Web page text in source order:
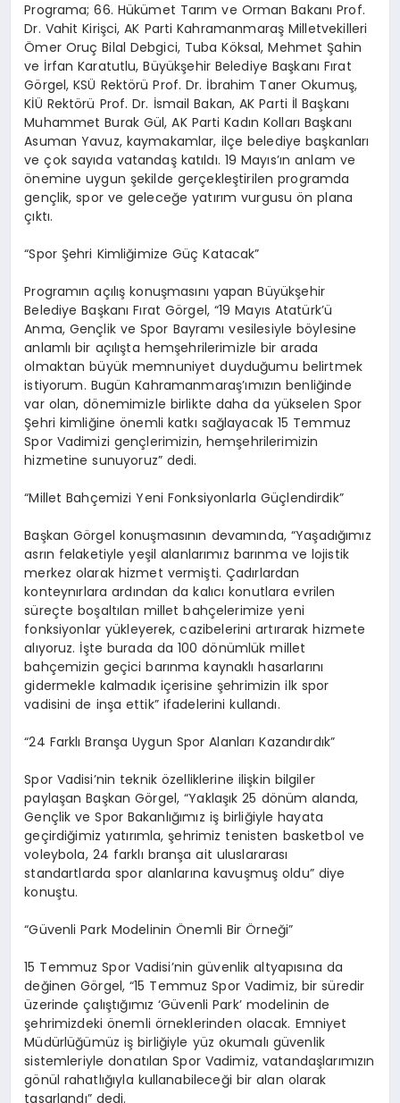
Programa; 66. Hükümet Tarım ve Orman Bakanı Prof.
Dr. Vahit Kirişci, AK Parti Kahramanmaraş Milletvekilleri
Ömer Oruç Bilal Debgici, Tuba Köksal, Mehmet Şahin
ve İrfan Karatutlu, Büyükşehir Belediye Başkanı Fırat
Görgel, KSÜ Rektörü Prof. Dr. İbrahim Taner Okumuş,
KİÜ Rektörü Prof. Dr. İsmail Bakan, AK Parti İl Başkanı
Muhammet Burak Gül, AK Parti Kadın Kolları Başkanı
Asuman Yavuz, kaymakamlar, ilçe belediye başkanları
ve çok sayıda vatandaş katıldı. 19 Mayıs’ın anlam ve
önemine uygun şekilde gerçekleştirilen programda
gençlik, spor ve geleceğe yatırım vurgusu ön plana
çıktı.
“Spor Şehri Kimliğimize Güç Katacak”
Programın açılış konuşmasını yapan Büyükşehir
Belediye Başkanı Fırat Görgel, “19 Mayıs Atatürk’ü
Anma, Gençlik ve Spor Bayramı vesilesiyle böylesine
anlamlı bir açılışta hemşehrilerimizle bir arada
olmaktan büyük memnuniyet duyduğumu belirtmek
istiyorum. Bugün Kahramanmaraş’ımızın benliğinde
var olan, dönemimizle birlikte daha da yükselen Spor
Şehri kimliğine önemli katkı sağlayacak 15 Temmuz
Spor Vadimizi gençlerimizin, hemşehrilerimizin
hizmetine sunuyoruz” dedi.
“Millet Bahçemizi Yeni Fonksiyonlarla Güçlendirdik”
Başkan Görgel konuşmasının devamında, “Yaşadığımız
asrın felaketiyle yeşil alanlarımız barınma ve lojistik
merkez olarak hizmet vermişti. Çadırlardan
konteynırlara ardından da kalıcı konutlara evrilen
süreçte boşaltılan millet bahçelerimize yeni
fonksiyonlar yükleyerek, cazibelerini artırarak hizmete
alıyoruz. İşte burada da 100 dönümlük millet
bahçemizin geçici barınma kaynaklı hasarlarını
gidermekle kalmadık içerisine şehrimizin ilk spor
vadisini de inşa ettik” ifadelerini kullandı.
“24 Farklı Branşa Uygun Spor Alanları Kazandırdık”
Spor Vadisi’nin teknik özelliklerine ilişkin bilgiler
paylaşan Başkan Görgel, “Yaklaşık 25 dönüm alanda,
Gençlik ve Spor Bakanlığımız iş birliğiyle hayata
geçirdiğimiz yatırımla, şehrimiz tenisten basketbol ve
voleybola, 24 farklı branşa ait uluslararası
standartlarda spor alanlarına kavuşmuş oldu” diye
konuştu.
“Güvenli Park Modelinin Önemli Bir Örneği”
15 Temmuz Spor Vadisi’nin güvenlik altyapısına da
değinen Görgel, “15 Temmuz Spor Vadimiz, bir süredir
üzerinde çalıştığımız ‘Güvenli Park’ modelinin de
şehrimizdeki önemli örneklerinden olacak. Emniyet
Müdürlüğümüz iş birliğiyle yüz okumalı güvenlik
sistemleriyle donatılan Spor Vadimiz, vatandaşlarımızın
gönül rahatlığıyla kullanabileceği bir alan olarak
tasarlandı” dedi.